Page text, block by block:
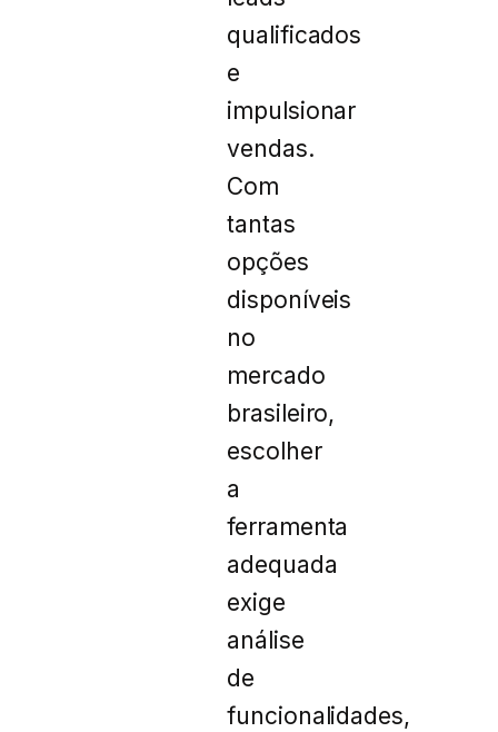
qualificados
e
impulsionar
vendas.
Com
tantas
opções
disponíveis
no
mercado
brasileiro,
escolher
a
ferramenta
adequada
exige
análise
de
funcionalidades,